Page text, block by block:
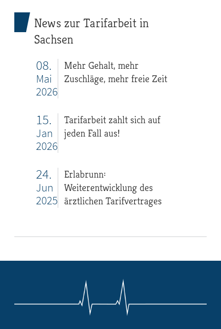
News zur Tarifarbeit in
Sachsen
08.
Mai
2026
Mehr Gehalt, mehr
Zuschläge, mehr freie Zeit
15.
Jan
2026
Tarifarbeit zahlt sich auf
jeden Fall aus!
24.
Jun
2025
Erlabrunn:
Weiterentwicklung des
ärztlichen Tarifvertrages